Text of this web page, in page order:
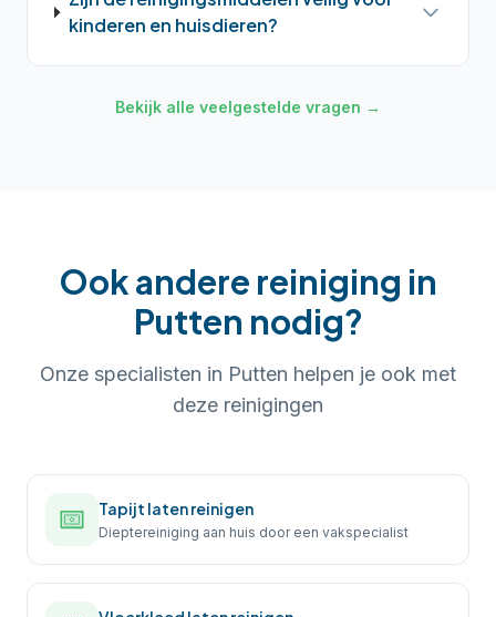
kinderen en huisdieren?
Bekijk alle veelgestelde vragen →
Ook andere reiniging in
Putten nodig?
Onze specialisten in Putten helpen je ook met
deze reinigingen
Tapijt laten reinigen
Dieptereiniging aan huis door een vakspecialist